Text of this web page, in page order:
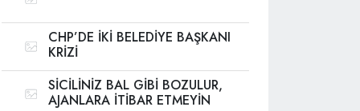
CHP’DE İKİ BELEDİYE BAŞKANI
KRİZİ
SİCİLİNİZ BAL GİBİ BOZULUR,
AJANLARA İTİBAR ETMEYİN